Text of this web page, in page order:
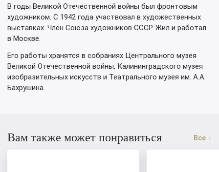
В годы Великой Отечественной войны был фронтовым
художником. С 1942 года участвовал в художественных
выставках. Член Союза художников СССР. Жил и работал
в Москве.
Его работы хранятся в собраниях Центрального музея
Великой Отечественной войны, Калининградского музея
изобразительных искусств и Театрального музея им. А.А.
Бахрушина.
Вам также может понравиться Все